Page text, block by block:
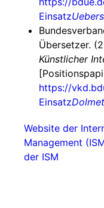
Einsatz
Übersetzer.
Künstlicher
https://
Einsatz
Website der
Management
der ISM